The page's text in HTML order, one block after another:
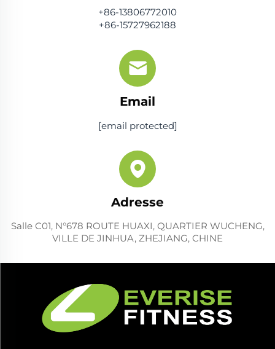
+86-13806772010
+86-15727962188
Email
[email protected]
Adresse
Salle C01, N°678 ROUTE HUAXI, QUARTIER WUCHENG,
VILLE DE JINHUA, ZHEJIANG, CHINE